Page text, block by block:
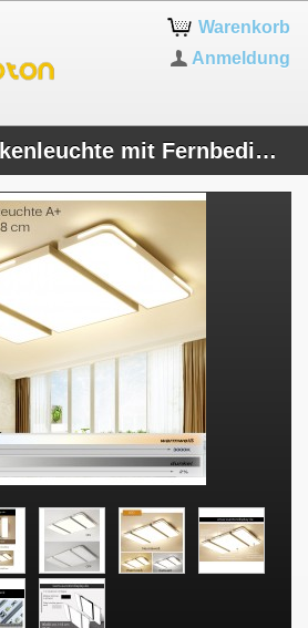
Warenkorb
Anmeldung
1687-3 LED Deckenleuchte mit Fernbedienung Lichtfarbe/Helligkeit einstellbar Acryl-Schirm weiß/Schwarz lackierter Metallrahmen